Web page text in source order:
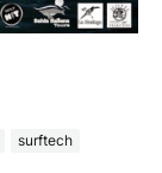
surftech